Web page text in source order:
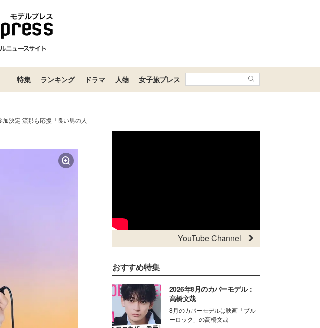
特集 ランキング ドラマ 人物 女子旅プレス
決定 流那も応援「良い男の人
YouTube Channel
おすすめ特集
2026年8月のカバーモデル：
高橋文哉
8月のカバーモデルは映画「ブル
ーロック」の高橋文哉